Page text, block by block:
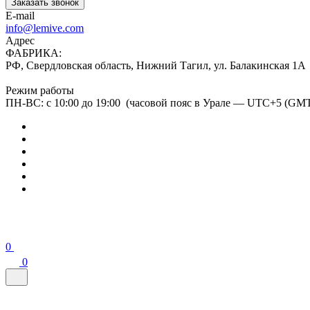
Заказать звонок
E-mail
info@lemive.com
Адрес
ФАБРИКА:
РФ, Свердловская область, Нижний Тагил, ул. Балакинская 1А
Режим работы
ПН-ВС: с 10:00 до 19:00 (часовой пояс в Урале — UTC+5
0
0